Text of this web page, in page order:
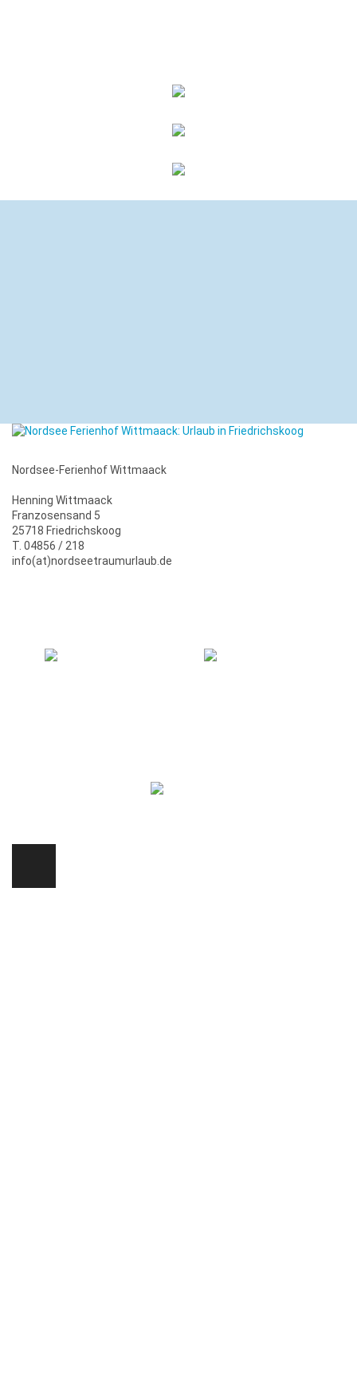
Nordsee-Ferienhof Wittmaack
Henning Wittmaack
Franzosensand 5
25718 Friedrichskoog
T. 04856 / 218
info(at)nordseetraumurlaub.de